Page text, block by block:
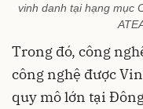
vinh danh tại hạng mục
Trong đó, công
công nghệ được
quy mô lớn tại